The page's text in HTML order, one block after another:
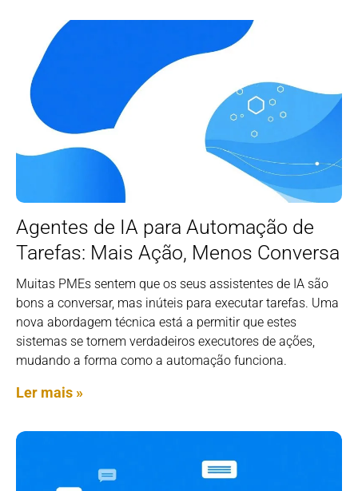
Agentes de IA para Automação de
Tarefas: Mais Ação, Menos Conversa
Muitas PMEs sentem que os seus assistentes de IA são
bons a conversar, mas inúteis para executar tarefas. Uma
nova abordagem técnica está a permitir que estes
sistemas se tornem verdadeiros executores de ações,
mudando a forma como a automação funciona.
Ler mais »